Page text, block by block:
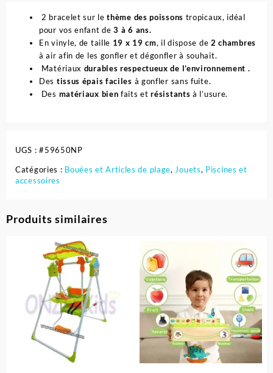
2 bracelet sur lethème des poissons tropicaux, idéal
pour vos enfant de3 à 6 ans.
En vinyle, de taille 19 x 19 cm, il dispose de 2 chambres
à air afin de les gonfler et dégonfler à souhait.
Matériaux durables respectueux de l’environnement .
Des tissus épais faciles à gonfler sans fuite.
Des matériaux bien faits etrésistants à l’usure.
UGS :#59650NP
Catégories : Bouées et Articles de plage, Jouets, Piscines et
accessoires
Produits similaires